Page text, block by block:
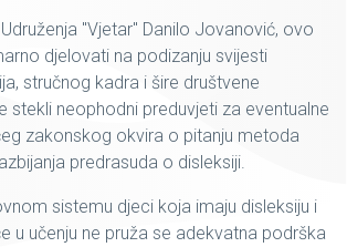
"Vjetar" Danilo Jovanović, ovo
djelovati na podizanju svijesti
stručnog kadra i šire društvene
stekli neophodni preduvjeti za eventualne
zakonskog okvira o pitanju metoda
predrasuda o disleksiji.
sistemu djeci koja imaju disleksiju i
u učenju ne pruža se adekvatna podrška